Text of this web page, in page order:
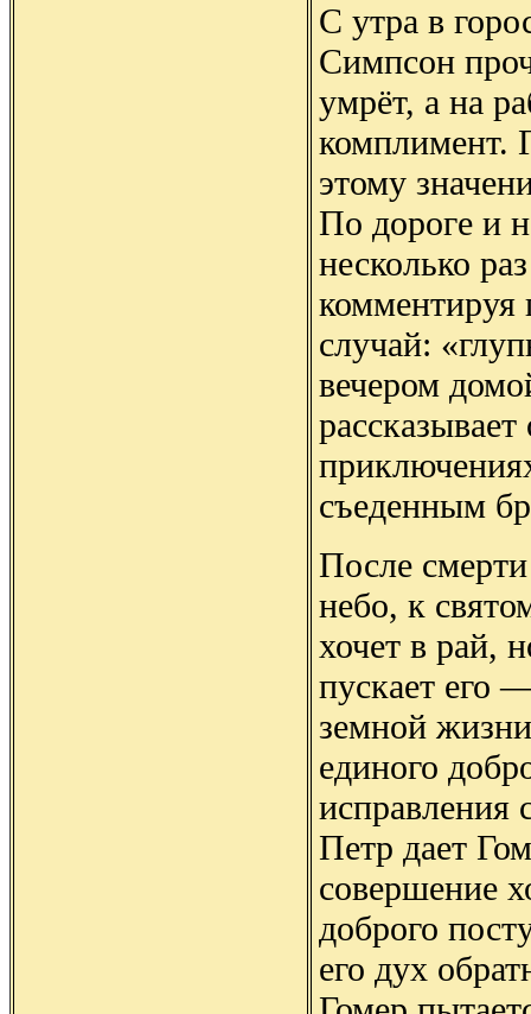
С утра в
Симпсон
умрёт, а на
комплимент.
этому
По дороге и
несколько
случай:
вечером
съеденным
После
небо, к
хочет в рай,
пускает его
земной
единого
исправления
Петр дает
совершение
доброго
его дух